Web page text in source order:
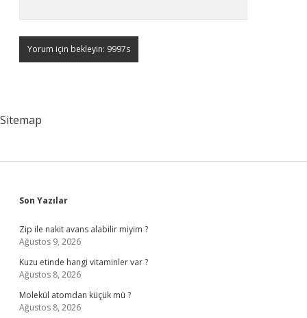
Sitemap
Sidebar
Son Yazılar
Zip ile nakit avans alabilir miyim ?
Ağustos 9, 2026
Kuzu etinde hangi vitaminler var ?
Ağustos 8, 2026
Molekül atomdan küçük mü ?
Ağustos 8, 2026